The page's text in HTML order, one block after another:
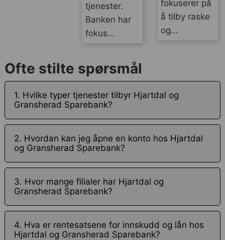
tjenester.
Banken har
fokus…
fokuserer på
å tilby raske
og…
Ofte stilte spørsmål
1. Hvilke typer tjenester tilbyr Hjartdal og
Gransherad Sparebank?
2. Hvordan kan jeg åpne en konto hos Hjartdal
og Gransherad Sparebank?
3. Hvor mange filialer har Hjartdal og
Gransherad Sparebank?
4. Hva er rentesatsene for innskudd og lån hos
Hjartdal og Gransherad Sparebank?